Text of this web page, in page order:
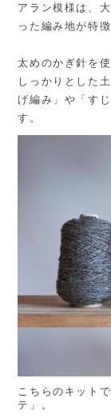
アラン模様は、
った編み地が特徴
太めのかぎ針を
しっかりとした
げ編み」や「す
す。
こちらのキット
テ」。